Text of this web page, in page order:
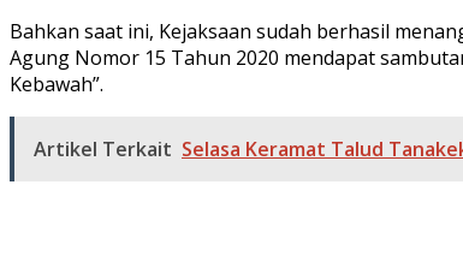
Bahkan saat ini, Kejaksaan sudah berhasil
Agung Nomor 15 Tahun 2020 mendapat
Kebawah”.
Artikel Terkait Selasa Keramat Talud